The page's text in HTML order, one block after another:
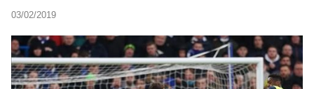
03/02/2019